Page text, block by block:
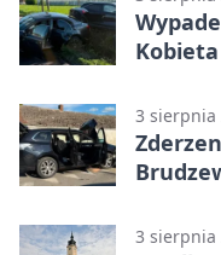
3 sierpnia
3 sierpnia